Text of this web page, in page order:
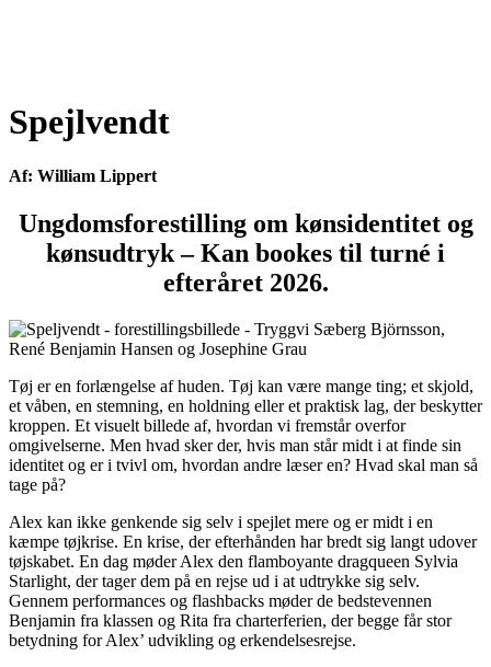
Spejlvendt
Af: William Lippert
Ungdomsforestilling om kønsidentitet og
kønsudtryk – Kan bookes til turné i
efteråret 2026.
Tøj er en forlængelse af huden. Tøj kan være mange ting; et skjold,
et våben, en stemning, en holdning eller et praktisk lag, der beskytter
kroppen. Et visuelt billede af, hvordan vi fremstår overfor
omgivelserne. Men hvad sker der, hvis man står midt i at finde sin
identitet og er i tvivl om, hvordan andre læser en? Hvad skal man så
tage på?
Alex kan ikke genkende sig selv i spejlet mere og er midt i en
kæmpe tøjkrise. En krise, der efterhånden har bredt sig langt udover
tøjskabet. En dag møder Alex den flamboyante dragqueen Sylvia
Starlight, der tager dem på en rejse ud i at udtrykke sig selv.
Gennem performances og flashbacks møder de bedstevennen
Benjamin fra klassen og Rita fra charterferien, der begge får stor
betydning for Alex’ udvikling og erkendelsesrejse.